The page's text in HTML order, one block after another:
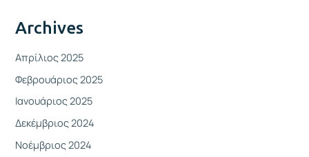
Archives
Απρίλιος 2025
Φεβρουάριος 2025
Ιανουάριος 2025
Δεκέμβριος 2024
Νοέμβριος 2024